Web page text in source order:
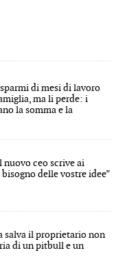
di mesi di lavoro
ma li perde: i
la somma e la
ceo scrive ai
delle vostre idee”
salva il proprietario non
di un pitbull e un